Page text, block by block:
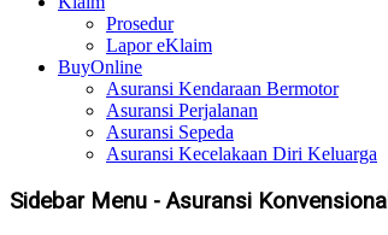
Prosedur
Lapor eKlaim
BuyOnline
Asuransi Kendaraan Bermotor
Asuransi Perjalanan
Asuransi Sepeda
Asuransi Kecelakaan Diri Keluarga
Sidebar Menu - Asuransi Konvensional